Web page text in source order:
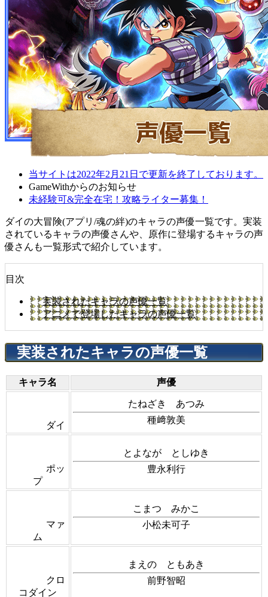
当サイトは2022年2月21日で更新を終了しております。
GameWithからのお知らせ
未経験可&完全在宅！攻略ライター募集！
ダイの大冒険(アプリ/魂の絆)のキャラの声優一覧です。実装
されているキャラの声優さんや、原作に登場するキャラの声
優さんも一覧形式で紹介しています。
目次
実装されたキャラの声優一覧
アニメで登場したキャラの声優一覧
実装されたキャラの声優一覧
キャラ名 声優
ダイ
たねざき あつみ
種﨑敦美
ポッ
プ
とよなが としゆき
豊永利行
マァ
ム
こまつ みかこ
小松未可子
クロ
コダイン
まえの ともあき
前野智昭